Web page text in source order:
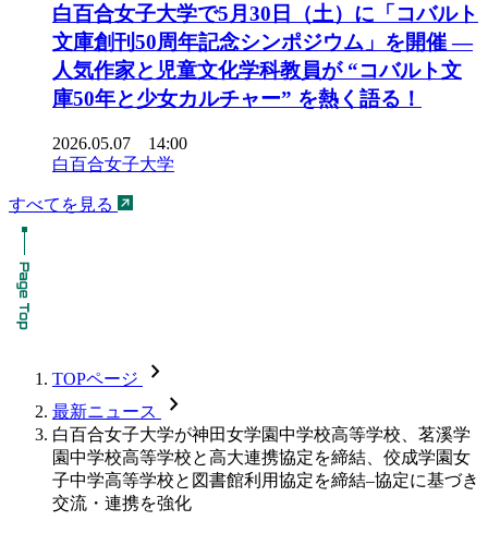
白百合女子大学で5月30日（土）に「コバルト
文庫創刊50周年記念シンポジウム」を開催 ―
人気作家と児童文化学科教員が “コバルト文
庫50年と少女カルチャー” を熱く語る！
2026.05.07 14:00
白百合女子大学
すべてを見る
TOPページ chevron_forward
最新ニュース chevron_forward
白百合女子大学が神田女学園中学校高等学校、茗溪学
園中学校高等学校と高大連携協定を締結、佼成学園女
子中学高等学校と図書館利用協定を締結–協定に基づき
交流・連携を強化